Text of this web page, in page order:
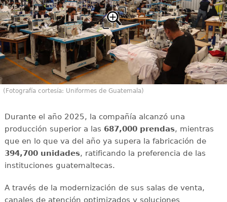
(Fotografía cortesía: Uniformes de Guatemala)
Durante el año 2025, la compañía alcanzó una
producción superior a las 687,000 prendas, mientras
que en lo que va del año ya supera la fabricación de
394,700 unidades, ratificando la preferencia de las
instituciones guatemaltecas.
A través de la modernización de sus salas de venta,
canales de atención optimizados y soluciones